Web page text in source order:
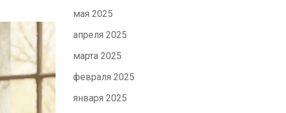
мая 2025
апреля 2025
марта 2025
февраля 2025
января 2025